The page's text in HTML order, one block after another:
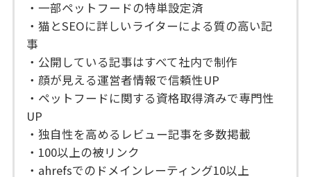
・一部ペットフードの特単設定済
・猫とSEOに詳しいライターによる質の高い記
事
・公開している記事はすべて社内で制作
・顔が見える運営者情報で信頼性UP
・ペットフードに関する資格取得済みで専門性
UP
・独自性を高めるレビュー記事を多数掲載
・100以上の被リンク
・ahrefsでのドメインレーティング10以上